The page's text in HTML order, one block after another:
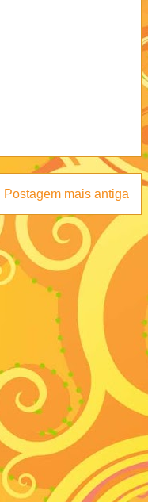
Postagem mais antiga